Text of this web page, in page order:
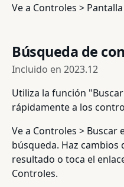
Ve a Controles >
Búsqueda de
Incluido en 2023.12
Utiliza la función
rápidamente a los
Ve a Controles >
búsqueda. Haz cambios
resultado o toca el
Controles.